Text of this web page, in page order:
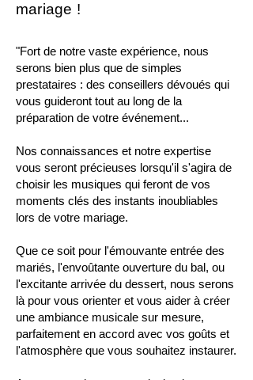
mariage !
"Fort de notre vaste expérience, nous
serons bien plus que de simples
prestataires : des conseillers dévoués qui
vous guideront tout au long de la
préparation de votre événement...
Nos connaissances et notre expertise
vous seront précieuses lorsqu'il s'agira de
choisir les musiques qui feront de vos
moments clés des instants inoubliables
lors de votre mariage.
Que ce soit pour l'émouvante entrée des
mariés, l'envoûtante ouverture du bal, ou
l'excitante arrivée du dessert, nous serons
là pour vous orienter et vous aider à créer
une ambiance musicale sur mesure,
parfaitement en accord avec vos goûts et
l'atmosphère que vous souhaitez instaurer.